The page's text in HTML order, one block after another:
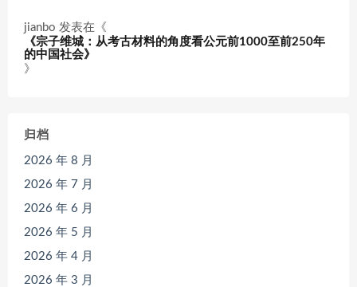
jianbo 发表在《
《宗子维城：从考古材料的角度看公元前1000至前250年
的中国社会》
》
归档
2026 年 8 月
2026 年 7 月
2026 年 6 月
2026 年 5 月
2026 年 4 月
2026 年 3 月